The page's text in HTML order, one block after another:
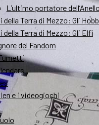
L’ultimo portatore dell’Anello
della Terra di Mezzo: Gli
della Terra di Mezzo: Gli Elfi
del Fandom
e i videogiochi